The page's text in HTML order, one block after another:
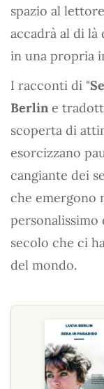
spazio al
accadrà al di
in una propria
I racconti di "
Berlin e
scoperta di
esorcizzano
cangiante dei
che emergono
personalissimo
secolo che ci
del mondo.